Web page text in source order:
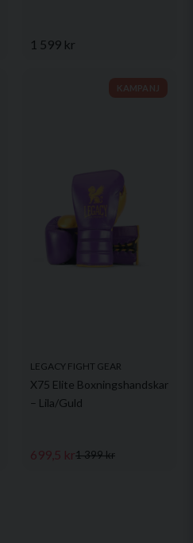
1 599 kr
LEGACY FIGHT GEAR
X75 Elite Boxningshandskar
– Lila/Guld
1 399 kr
699,5 kr
KAMPANJ